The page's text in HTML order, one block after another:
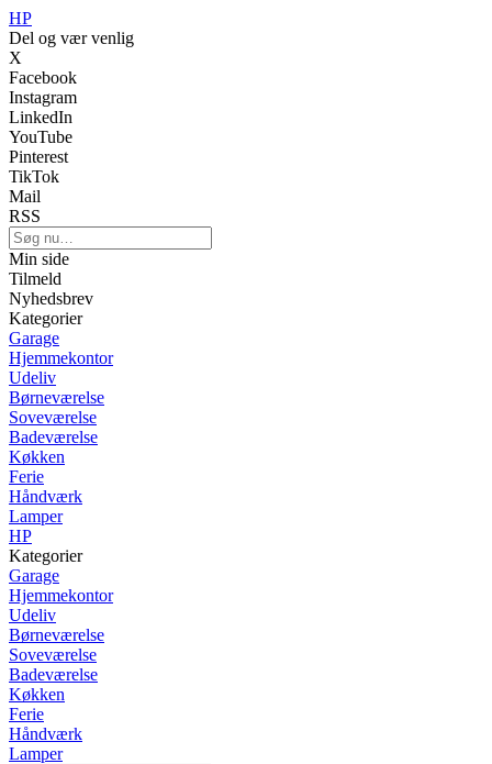
HP
Del og vær venlig
X
Facebook
Instagram
LinkedIn
YouTube
Pinterest
TikTok
Mail
RSS
Min side
Tilmeld
Nyhedsbrev
Kategorier
Garage
Hjemmekontor
Udeliv
Børneværelse
Soveværelse
Badeværelse
Køkken
Ferie
Håndværk
Lamper
HP
Kategorier
Garage
Hjemmekontor
Udeliv
Børneværelse
Soveværelse
Badeværelse
Køkken
Ferie
Håndværk
Lamper